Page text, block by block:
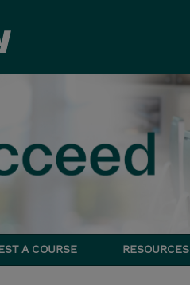
A COURSE RESOURCES